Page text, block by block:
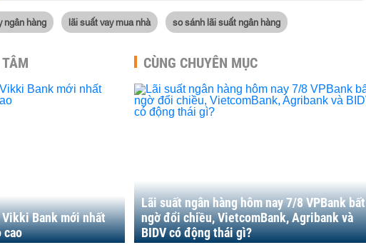
ngân hàng lãi suất vay mua nhà so sánh lãi suất ngân hàng
Bank mới nhất
cao
CÙNG CHUYÊN MỤC
Lãi suất ngân hàng hôm nay 7/8 VPBank bất
ngờ đổi chiều, VietcomBank, Agribank và
BIDV có động thái gì?